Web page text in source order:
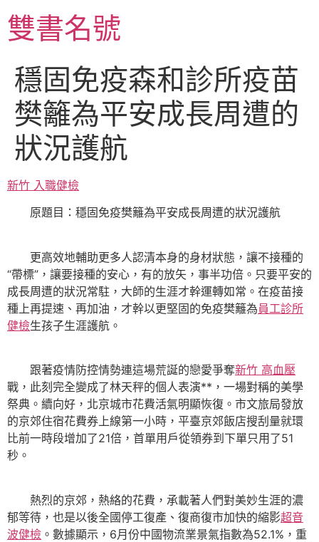
至
主雙書名號
穩固免疫森和診所疫苗
樊籬為平安成長周遭的
狀況護航
新竹 入職健檢
原題目：穩固免疫樊籬為平安成長周遭的狀況護航
更高效地輔助更多人認清本身的身材狀態，讓不接種的
“帶標”，讓要接種的安心，有的放矢，事半功倍。只要平安的
成長周遭的狀況常駐，大師的生涯才幹運轉如常。在疫苗接
種上再提速、再加油，才幹以更堅固的免疫樊籬為員工診所
健檢生孩子生涯護航。
跟著疫情防控情勢連這場荒誕的戀愛爭奪新竹 高血壓
戰，此刻完全變成了林天秤的個人表演**，一場對稱的美學
祭典。續向好，北京城市花費活氣明顯恢復。市文旅局發放
的京郊住宿花費券上線第一小時，平臺京郊飯店搜刮量就環
比前一時段增加了21倍，首單用戶從領券到下單只用了51
秒。
熱烈的京郊，熱絡的花費，承載著人們對美妙生涯的濃
郁等待，也是以後全國停工復產、復商復市加快的縮影超音
波健檢 。數據顯示，6月份中國物流業景氣指數為52.1%，重